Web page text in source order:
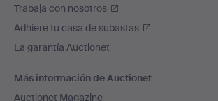
Trabaja con nosotros
Adhiere tu casa de subastas
La garantía Auctionet
Más información de Auctionet
Auctionet Magazine